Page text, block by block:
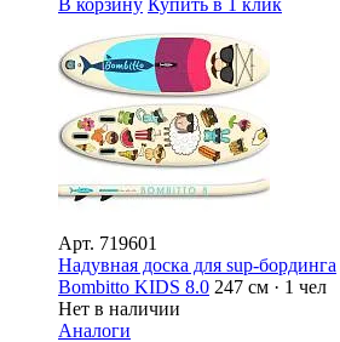
В корзину Купить в 1 клик
Арт. 719601
Надувная доска для sup-бординга
Bombitto KIDS 8.0 247 см · 1 чел
Нет в наличии
Аналоги